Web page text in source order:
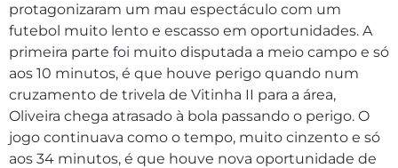
protagonizaram um mau espectáculo com um
futebol muito lento e escasso em oportunidades. A
primeira parte foi muito disputada a meio campo e só
aos 10 minutos, é que houve perigo quando num
cruzamento de trivela de Vitinha II para a área,
Oliveira chega atrasado à bola passando o perigo. O
jogo continuava como o tempo, muito cinzento e só
aos 34 minutos, é que houve nova oportunidade de